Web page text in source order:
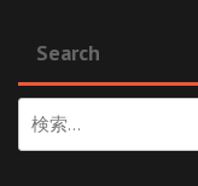
Search
索: